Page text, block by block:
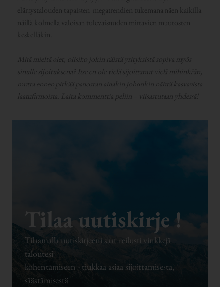
elämystalouden tapaisten megatrendien tukemana näen kaikilla
näillä kolmella valoisan tulevaisuuden mittavien muutosten
keskelläkin.
Mitä mieltä olet, olisiko jokin näistä yrityksistä sopiva myös
sinulle sijoituksena? Itse en ole vielä sijoittanut vielä mihinkään,
mutta ennen pitkää panostan ainakin johonkin näistä kasvavista
laatufirmoista. Laita kommenttia peliin – viisastutaan yhdessä!
Tilaa uutiskirje !
Tilaamalla uutiskirjeeni saat reilusti vinkkejä
taloutesi
kohentamiseen - tiukkaa asiaa sijoittamisesta,
säästämisestä